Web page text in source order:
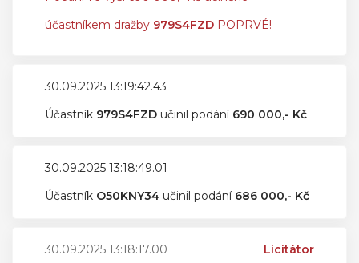
účastníkem dražby 979S4FZD POPRVÉ!
30.09.2025 13:19:42.43
Účastník 979S4FZD učinil podání 690 000,- Kč
30.09.2025 13:18:49.01
Účastník O50KNY34 učinil podání 686 000,- Kč
30.09.2025 13:18:17.00 Licitátor